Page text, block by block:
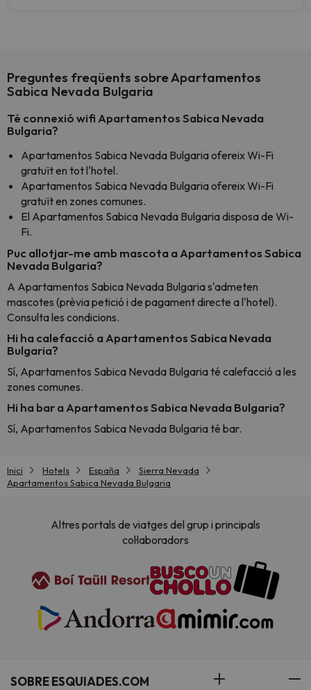
Preguntes freqüents sobre Apartamentos
Sabica Nevada Bulgaria
Té connexió wifi Apartamentos Sabica Nevada
Bulgaria?
Apartamentos Sabica Nevada Bulgaria ofereix Wi-Fi
gratuït en tot l'hotel.
Apartamentos Sabica Nevada Bulgaria ofereix Wi-Fi
gratuït en zones comunes.
El Apartamentos Sabica Nevada Bulgaria disposa de Wi-
Fi.
Puc allotjar-me amb mascota a Apartamentos Sabica
Nevada Bulgaria?
A Apartamentos Sabica Nevada Bulgaria s'admeten
mascotes (prèvia petició i de pagament directe a l'hotel).
Consulta les condicions.
Hi ha calefacció a Apartamentos Sabica Nevada
Bulgaria?
Sí, Apartamentos Sabica Nevada Bulgaria té calefacció a les
zones comunes.
Hi ha bar a Apartamentos Sabica Nevada Bulgaria?
Sí, Apartamentos Sabica Nevada Bulgaria té bar.
Inici Hotels España
Sierra Nevada
Apartamentos Sabica Nevada Bulgaria
Altres portals de viatges del grup i principals
col·laboradors
SOBRE ESQUIADES.COM